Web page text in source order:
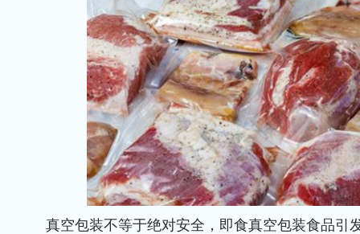
真空包装不等于绝对安全，即食真空包装食品引